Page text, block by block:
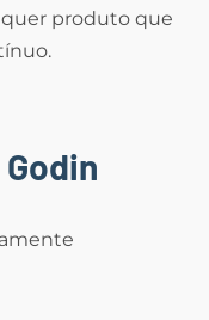
produto que